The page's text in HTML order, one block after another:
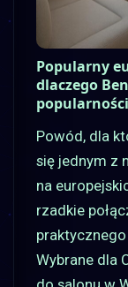
Popularny
dlaczego
popularności
Powód, dla
się jednym z
na
rzadkie
Wybrane dla